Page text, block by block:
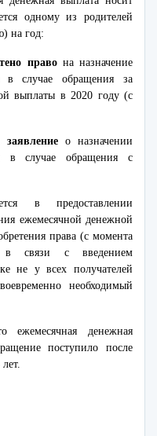
одному из родителей
на год:
правона назначение
в случае обращения за
выплаты в 2020 году (с
о назначении
в случае обращения с
в предоставлении
ежемесячной денежной
права (с момента
в связи с введением
не у всех получателей
необходимый
ежемесячная денежная
поступило после